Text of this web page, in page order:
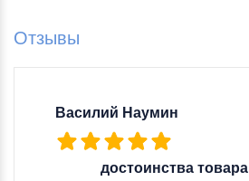
Отзывы
Василий Наумин
достоинства товара